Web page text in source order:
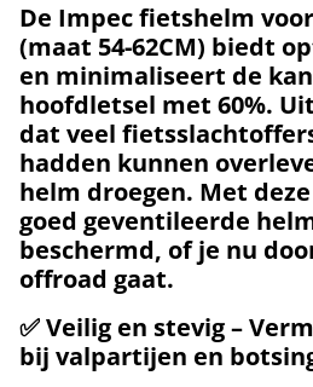
De Impec fietshelm
(maat 54-62CM) biedt
en minimaliseert de
hoofdletsel met 60%.
dat veel
hadden kunnen
helm droegen. Met
goed geventileerde
beschermd, of je nu
offroad gaat.
✅Veilig en stevig–
bij valpartijen en